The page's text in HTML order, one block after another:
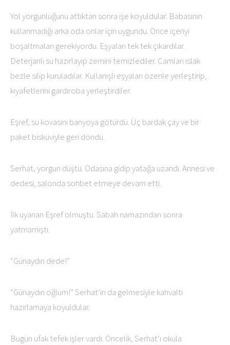
Yol yorgunluğunu attıktan sonra işe koyuldular. Babasının
kullanmadığı arka oda onlar için uygundu. Önce içeriyi
boşaltmaları gerekiyordu. Eşyaları tek tek çıkardılar.
Deterjanlı su hazırlayıp zemini temizlediler. Camları ıslak
bezle silip kuruladılar. Kullanışlı eşyaları özenle yerleştirip,
kıyafetlerini gardıroba yerleştirdiler.
Eşref, su kovasını banyoya götürdü. Üç bardak çay ve bir
paket bisküviyle geri döndü.
Serhat, yorgun düştü. Odasına gidip yatağa uzandı. Annesi ve
dedesi, salonda sohbet etmeye devam etti.
İlk uyanan Eşref olmuştu. Sabah namazından sonra
yatmamıştı.
“Günaydın dede!”
“Günaydın oğlum!” Serhat’ın da gelmesiyle kahvaltı
hazırlamaya koyuldular.
Bugün ufak tefek işler vardı. Öncelik, Serhat’ı okula